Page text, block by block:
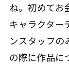
ね。初めてお
キャラクター
ンスタッフの
の際に作品に